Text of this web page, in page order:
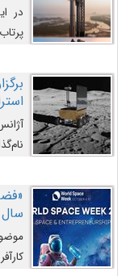
در
را
سال ۲۰۲۳